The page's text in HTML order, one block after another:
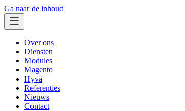
Ga naar de inhoud
Over ons
Diensten
Modules
Magento
Hyvä
Referenties
Nieuws
Contact